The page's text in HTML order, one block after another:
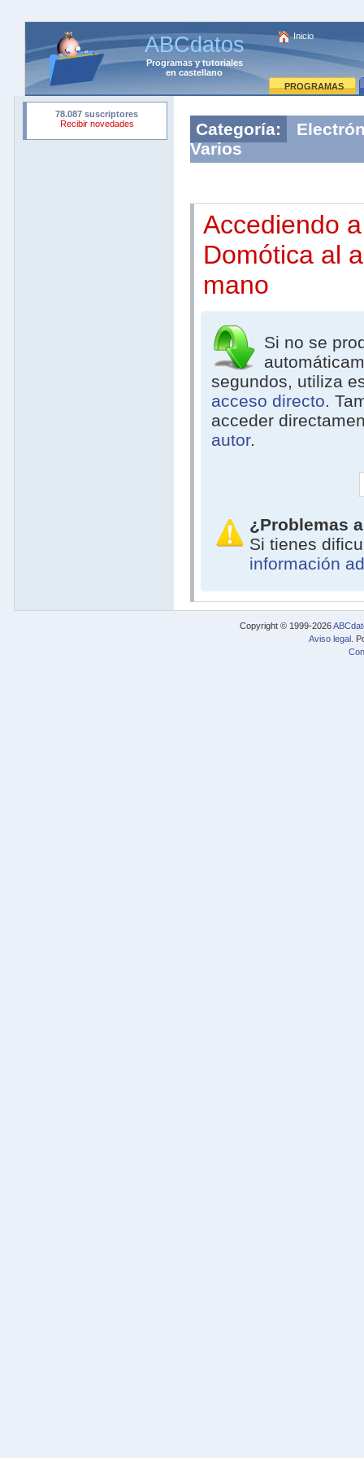
ABCdatos
Programasytutoriales
en castellano
Inicio
PROGRAMAS
Categoría:
Varios
Accediendo
Domótica al
mano
Si no se
segundos, utiliza
acceso directo.
acceder
autor.
¿Problemas
Si tienes
información
Copyright © 1999-2026
Aviso legal .